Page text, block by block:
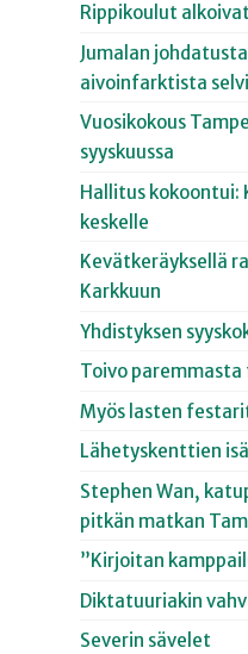
Rippikoulut
Jumalan johdatusta
aivoinfarktista
Vuosikokous
syyskuussa
Hallitus kokoontui:
keskelle
Kevätkeräyksellä
Karkkuun
Yhdistyksen
Toivo
Myös lasten
Lähetyskenttien
Stephen Wan,
pitkän matkan
”Kirjoitan
Diktatuuriakin
Severin sävelet